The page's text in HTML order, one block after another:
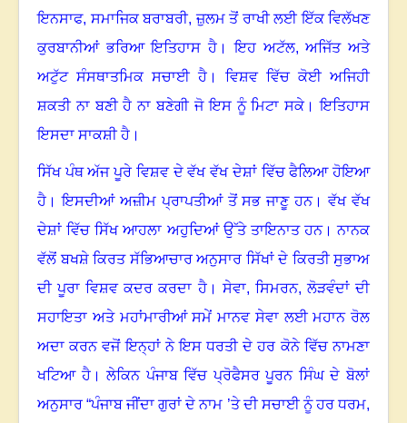
ਇਨਸਾਫ, ਸਮਾਜਿਕ ਬਰਾਬਰੀ, ਜ਼ੁਲਮ ਤੋਂ ਰਾਖੀ ਲਈ ਇੱਕ ਵਿਲੱਖਣ
ਕੁਰਬਾਨੀਆਂ ਭਰਿਆ ਇਤਿਹਾਸ ਹੈ ।ਇਹ ਅਟੱਲ, ਅਜਿੱਤ ਅਤੇ
ਅਟੁੱਟ ਸੰਸਥਾਤਮਿਕ ਸਚਾਈ ਹੈ । ਵਿਸ਼ਵ ਵਿੱਚ ਕੋਈ ਅਜਿਹੀ
ਸ਼ਕਤੀ ਨਾ ਬਣੀ ਹੈ ਨਾ ਬਣੇਗੀ ਜੋ ਇਸ ਨੂੰ ਮਿਟਾ ਸਕੇ।ਇਤਿਹਾਸ
ਇਸਦਾ ਸਾਕਸ਼ੀ ਹੈ ।
ਸਿੱਖ ਪੰਥ ਅੱਜ ਪੂਰੇ ਵਿਸ਼ਵ ਦੇ ਵੱਖ ਵੱਖ ਦੇਸ਼ਾਂ ਵਿੱਚ ਫੈਲਿਆ ਹੋਇਆ
ਹੈ । ਇਸਦੀਆਂ ਅਜ਼ੀਮ ਪ੍ਰਾਪਤੀਆਂ ਤੋਂ ਸਭ ਜਾਣੂ ਹਨ।ਵੱਖ ਵੱਖ
ਦੇਸ਼ਾਂ ਵਿੱਚ ਸਿੱਖ ਆਹਲਾ ਅਹੁਦਿਆਂ ਉੱਤੇ ਤਾਇਨਾਤ ਹਨ।ਨਾਨਕ
ਵੱਲੋਂ ਬਖਸ਼ੇ ਕਿਰਤ ਸੱਭਿਆਚਾਰ ਅਨੁਸਾਰ ਸਿੱਖਾਂ ਦੇ ਕਿਰਤੀ ਸੁਭਾਅ
ਦੀ ਪੂਰਾ ਵਿਸ਼ਵ ਕਦਰ ਕਰਦਾ ਹੈ। ਸੇਵਾ, ਸਿਮਰਨ, ਲੋੜਵੰਦਾਂ ਦੀ
ਸਹਾਇਤਾ ਅਤੇ ਮਹਾਂਮਾਰੀਆਂ ਸਮੇਂ ਮਾਨਵ ਸੇਵਾ ਲਈ ਮਹਾਨ ਰੋਲ
ਅਦਾ ਕਰਨ ਵਜੋਂ ਇਨ੍ਹਾਂ ਨੇ ਇਸ ਧਰਤੀ ਦੇ ਹਰ ਕੋਨੇ ਵਿੱਚ ਨਾਮਣਾ
ਖਟਿਆ ਹੈ। ਲੇਕਿਨ ਪੰਜਾਬ ਵਿੱਚ ਪ੍ਰੋਫੈਸਰ ਪੂਰਨ ਸਿੰਘ ਦੇ ਬੋਲਾਂ
ਅਨੁਸਾਰ “ਪੰਜਾਬ ਜੀਂਦਾ ਗੁਰਾਂ ਦੇ ਨਾਮ ’ਤੇ ਦੀ ਸਚਾਈ ਨੂੰ ਹਰ ਧਰਮ,